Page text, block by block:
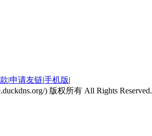
|申请友链|手机版|
) 版权所有 All Rights Reserved.